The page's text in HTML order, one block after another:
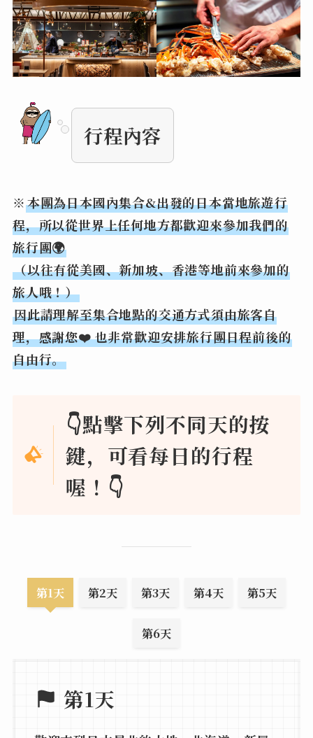
行程內容
※本團為日本國內集合&出發的日本當地旅遊行
程，所以從世界上任何地方都歡迎來參加我們的
旅行團🌍
（以往有從美國、新加坡、香港等地前來參加的
旅人哦！）
因此請理解至集合地點的交通方式須由旅客自
理，感謝您❤️ 也非常歡迎安排旅行團日程前後的
自由行。
👇點擊下列不同天的按
鍵，可看每日的行程
喔！👇
第1天 第2天 第3天 第4天 第5天
第6天
第1天